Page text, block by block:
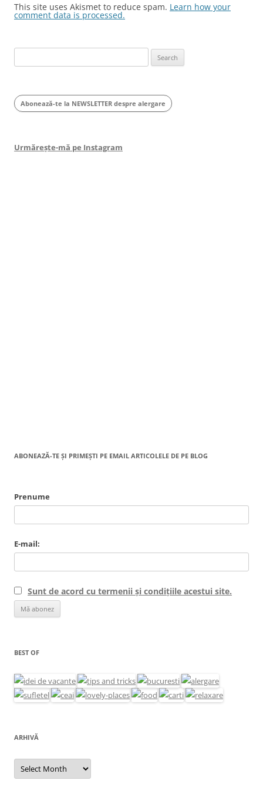
This site uses Akismet to reduce spam. Learn how your
comment data is processed.
for:
Abonează-te la NEWSLETTER despre alergare
Urmărește-mă pe Instagram
ABONEAZĂ-TE ȘI PRIMEȘTI PE EMAIL ARTICOLELE DE PE BLOG
Prenume
E-mail:
Sunt de acord cu termenii și condițiile acestui site.
BEST OF
ARHIVĂ
Arhivă